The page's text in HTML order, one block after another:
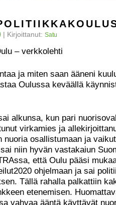
| Kirjoittanut: Satu
– verkkolehti
ja miten saan ääneni
Oulussa keväällä
alkunsa, kun pari
virkamies ja
nuoria osallistumaan ja
niin hyvän vastakaiun
että Oulu pääsi
ohjelmaan ja sai
Tällä rahalla palkattiin
etenemisen.
vahvaa ääntä käyttävät